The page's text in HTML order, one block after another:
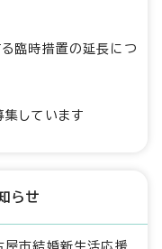
臨時措置の延長につ
しています
らせ
市結婚新生活応援